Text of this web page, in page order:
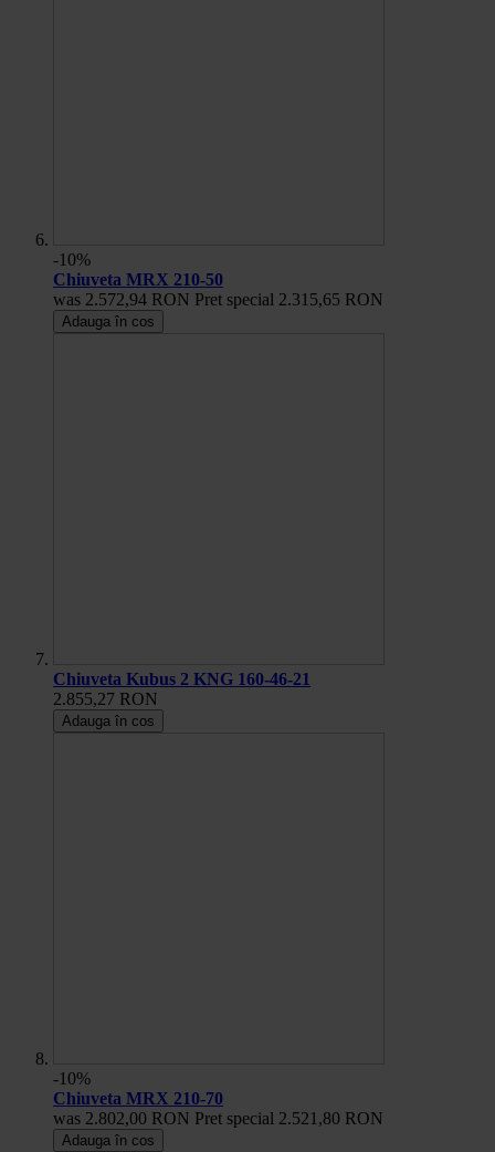
-10%
Chiuveta MRX 210-50
was 2.572,94 RON Pret special 2.315,65 RON
Adauga în cos
Chiuveta Kubus 2 KNG 160-46-21
2.855,27 RON
Adauga în cos
-10%
Chiuveta MRX 210-70
was 2.802,00 RON Pret special 2.521,80 RON
Adauga în cos